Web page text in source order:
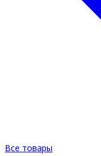
Все товары